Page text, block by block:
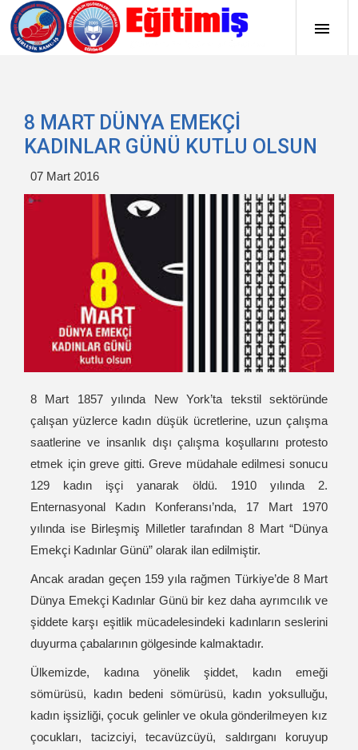
8 MART DÜNYA EMEKÇİ
KADINLAR GÜNÜ KUTLU OLSUN
07 Mart 2016
8 Mart 1857 yılında New York’ta tekstil sektöründe
çalışan yüzlerce kadın düşük ücretlerine, uzun çalışma
saatlerine ve insanlık dışı çalışma koşullarını protesto
etmek için greve gitti. Greve müdahale edilmesi sonucu
129 kadın işçi yanarak öldü. 1910 yılında 2.
Enternasyonal Kadın Konferansı’nda, 17 Mart 1970
yılında ise Birleşmiş Milletler tarafından 8 Mart “Dünya
Emekçi Kadınlar Günü” olarak ilan edilmiştir.
Ancak aradan geçen 159 yıla rağmen Türkiye’de 8 Mart
Dünya Emekçi Kadınlar Günü bir kez daha ayrımcılık ve
şiddete karşı eşitlik mücadelesindeki kadınların seslerini
duyurma çabalarının gölgesinde kalmaktadır.
Ülkemizde, kadına yönelik şiddet, kadın emeği
sömürüsü, kadın bedeni sömürüsü, kadın yoksulluğu,
kadın işsizliği, çocuk gelinler ve okula gönderilmeyen kız
çocukları, tacizciyi, tecavüzcüyü, saldırganı koruyup